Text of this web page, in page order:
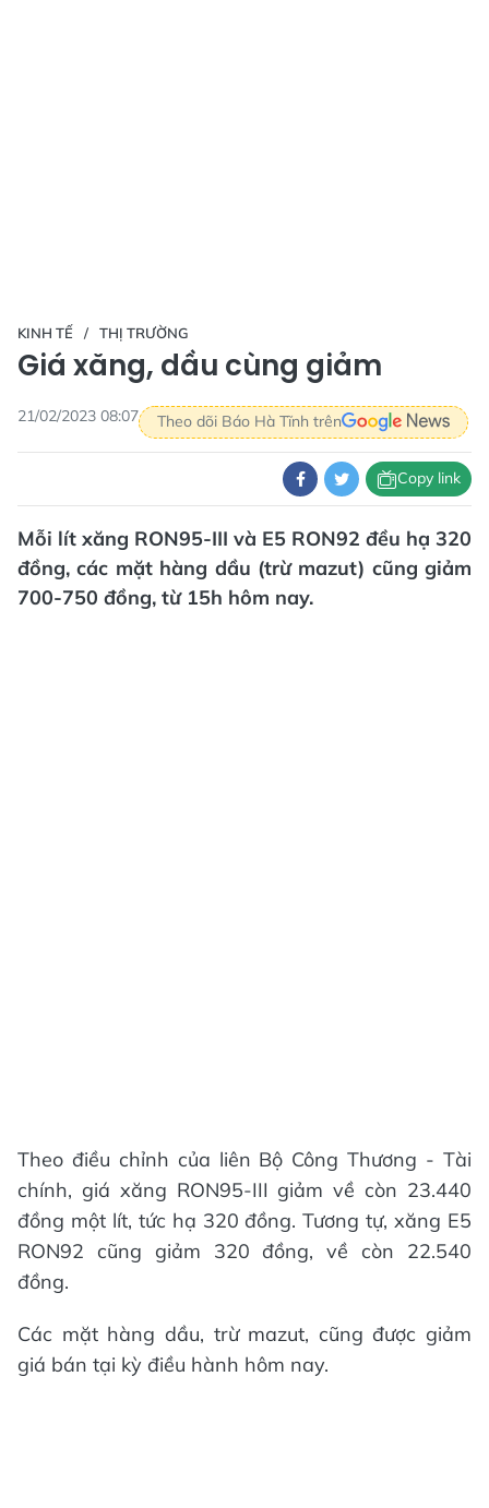
KINH TẾ THỊ TRƯỜNG
Giá xăng, dầu cùng giảm
21/02/2023 08:07 Theo dõi Báo Hà Tĩnh trên
Copy link
Mỗi lít xăng RON95-III và E5 RON92 đều hạ 320
đồng, các mặt hàng dầu (trừ mazut) cũng giảm
700-750 đồng, từ 15h hôm nay.
Theo điều chỉnh của liên Bộ Công Thương - Tài
chính, giá xăng RON95-III giảm về còn 23.440
đồng một lít, tức hạ 320 đồng. Tương tự, xăng E5
RON92 cũng giảm 320 đồng, về còn 22.540
đồng.
Các mặt hàng dầu, trừ mazut, cũng được giảm
giá bán tại kỳ điều hành hôm nay.